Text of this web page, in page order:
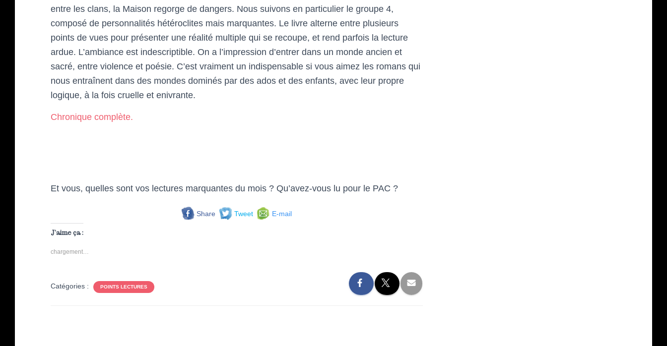
entre les clans, la Maison regorge de dangers. Nous suivons en particulier le groupe 4,
composé de personnalités hétéroclites mais marquantes. Le livre alterne entre plusieurs
points de vues pour présenter une réalité multiple qui se recoupe, et rend parfois la lecture
ardue. L’ambiance est indescriptible. On a l’impression d’entrer dans un monde ancien et
sacré, entre violence et poésie. C’est vraiment un indispensable si vous aimez les romans qui
nous entraînent dans des mondes dominés par des ados et des enfants, avec leur propre
logique, à la fois cruelle et enivrante.
Chronique complète.
Et vous, quelles sont vos lectures marquantes du mois ? Qu’avez-vous lu pour le PAC ?
Share Tweet E-mail
J’aime ça :
chargement…
Catégories : POINTS LECTURES